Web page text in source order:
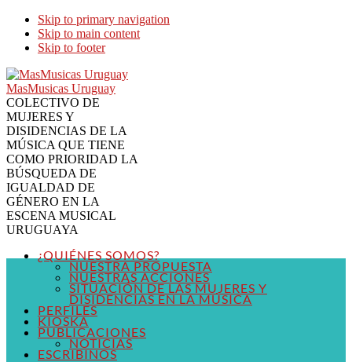
Skip to primary navigation
Skip to main content
Skip to footer
MasMusicas Uruguay
COLECTIVO DE
MUJERES Y
DISIDENCIAS DE LA
MÚSICA QUE TIENE
COMO PRIORIDAD LA
BÚSQUEDA DE
IGUALDAD DE
GÉNERO EN LA
ESCENA MUSICAL
URUGUAYA
¿QUIÉNES SOMOS?
NUESTRA PROPUESTA
NUESTRAS ACCIONES
SITUACIÓN DE LAS MUJERES Y
DISIDENCIAS EN LA MÚSICA
PERFILES
KIOSKA
PUBLICACIONES
NOTICIAS
ESCRIBINOS